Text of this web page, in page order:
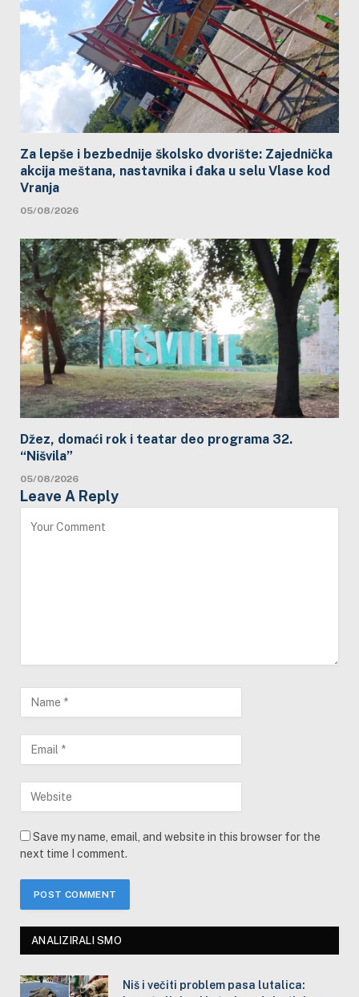
Za lepše i bezbednije školsko dvorište: Zajednička
akcija meštana, nastavnika i đaka u selu Vlase kod
Vranja
05/08/2026
Džez, domaći rok i teatar deo programa 32.
“Nišvila”
05/08/2026
Leave A Reply
Save my name, email, and website in this browser for the
next time I comment.
ANALIZIRALI SMO
Niš i večiti problem pasa lutalica: